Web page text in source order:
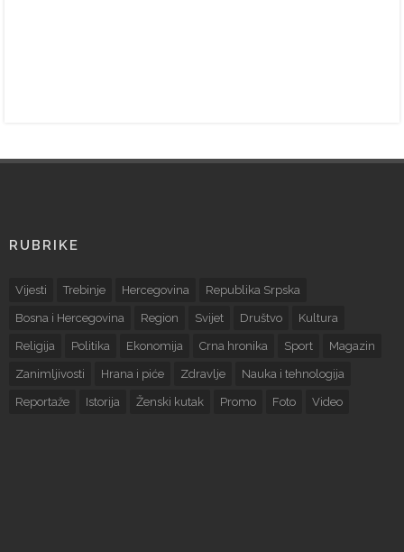
RUBRIKE
Vijesti Trebinje Hercegovina Republika Srpska
Bosna i Hercegovina Region Svijet Društvo Kultura
Religija Politika Ekonomija Crna hronika Sport Magazin
Zanimljivosti Hrana i piće Zdravlje Nauka i tehnologija
Reportaže Istorija Ženski kutak Promo Foto Video